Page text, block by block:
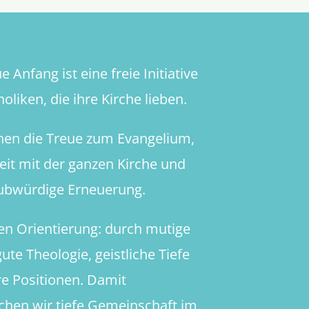
Anfang ist eine freie Initiative
die ihre Kirche lieben.
die Treue zum Evangelium,
mit der ganzen Kirche und
Erneuerung.
Orientierung: durch mutige
Theologie, geistliche Tiefe
Positionen. Damit